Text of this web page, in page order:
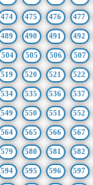
474 475 476 477
489 490 491 492
504 505 506 507
519 520 521 522
534 535 536 537
549 550 551 552
564 565 566 567
579 580 581 582
594 595 596 597